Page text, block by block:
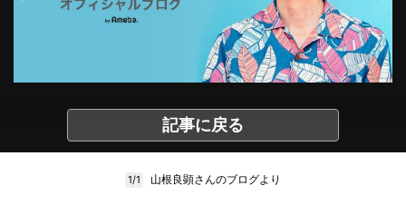
記事に戻る
1/1 山根良顕さんのブログより